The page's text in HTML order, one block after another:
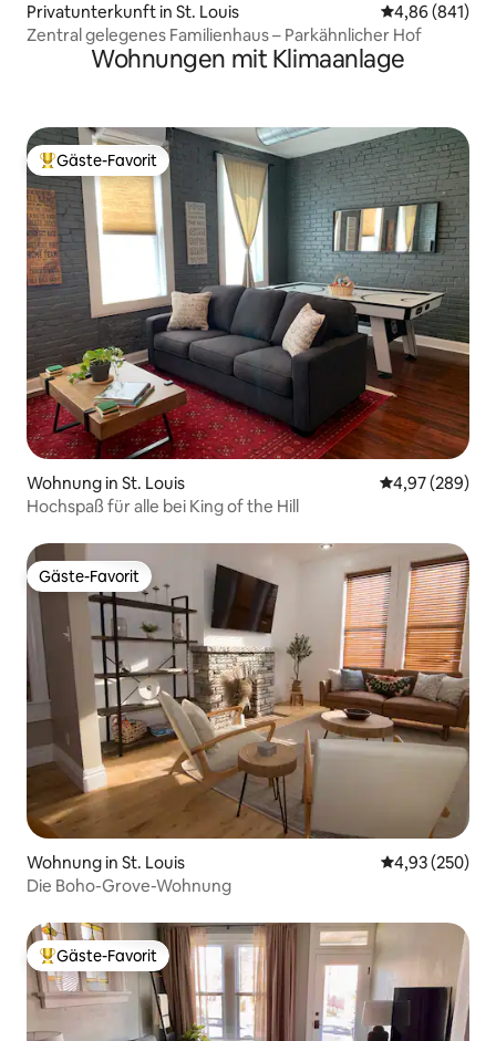
Privatunterkunft in St. Louis
4,86 (841)
Zentral gelegenes Familienhaus – Parkähnlicher Hof
Wohnungen mit Klimaanlage
Beliebter Gäste-Favorit.
Gäste-Favorit
Wohnung in St. Louis
4,97 (289)
Hochspaß für alle bei King of the Hill
Gäste-Favorit
Gäste-Favorit
Wohnung in St. Louis
4,93 (250)
Die Boho-Grove-Wohnung
Beliebter Gäste-Favorit.
Gäste-Favorit